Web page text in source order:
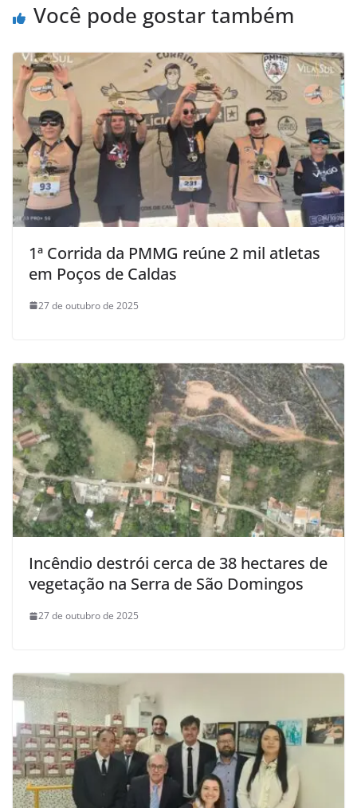
Você pode gostar também
1ª Corrida da PMMG reúne 2 mil atletas
em Poços de Caldas
27 de outubro de 2025
Incêndio destrói cerca de 38 hectares de
vegetação na Serra de São Domingos
27 de outubro de 2025